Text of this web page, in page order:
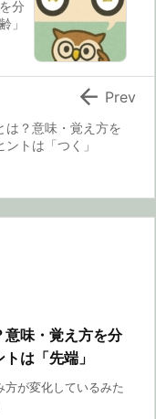
分
」
は？意味・覚え方を
トは「つく」
 Prev
味・覚え方を分
は「先端」
方が変化しているみた